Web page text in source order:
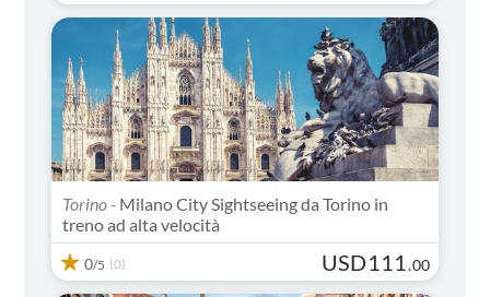
Torino - Milano City Sightseeing da Torino in
treno ad alta velocità
0/5 (0) USD111 .00